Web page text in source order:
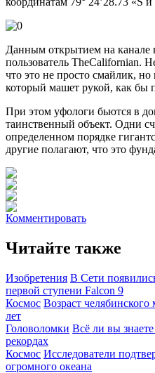
Данным открытием на канале
пользователь TheCalifornian.
что это не просто смайлик, но
который машет рукой, как бы
При этом уфологи бьются в
таинственный объект. Одни
определенном порядке
другие полагают, что это
Комментировать
Читайте также
Изобретения В Сети
первой ступени Falcon 9
Космос Возраст челябинского
лет
Головоломки Всё ли вы
рекордах
Космос Исследователи
огромного океана